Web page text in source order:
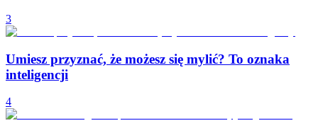
3
Umiesz przyznać, że możesz się mylić? To oznaka
inteligencji
4